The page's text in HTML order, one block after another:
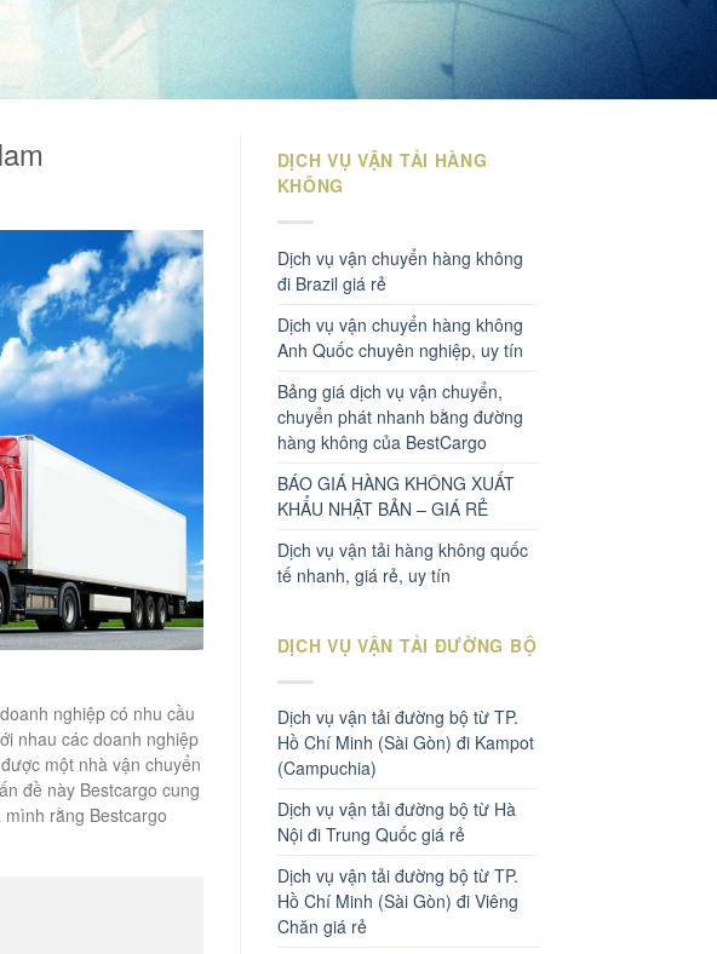
nghiệp có nhu cầu
nhau các doanh nghiệp
một nhà vận chuyển
đề này Bestcargo cung
rằng Bestcargo
DỊCH VỤ VẬN TẢI HÀNG
KHÔNG
Dịch vụ vận chuyển hàng không
đi Brazil giá rẻ
Dịch vụ vận chuyển hàng không
Anh Quốc chuyên nghiệp, uy tín
Bảng giá dịch vụ vận chuyển,
chuyển phát nhanh bằng đường
hàng không của BestCargo
BÁO GIÁ HÀNG KHÔNG XUẤT
KHẨU NHẬT BẢN – GIÁ RẺ
Dịch vụ vận tải hàng không quốc
tế nhanh, giá rẻ, uy tín
DỊCH VỤ VẬN TẢI ĐƯỜNG BỘ
Dịch vụ vận tải đường bộ từ TP.
Hồ Chí Minh (Sài Gòn) đi Kampot
(Campuchia)
Dịch vụ vận tải đường bộ từ Hà
Nội đi Trung Quốc giá rẻ
Dịch vụ vận tải đường bộ từ TP.
Hồ Chí Minh (Sài Gòn) đi Viêng
Chăn giá rẻ